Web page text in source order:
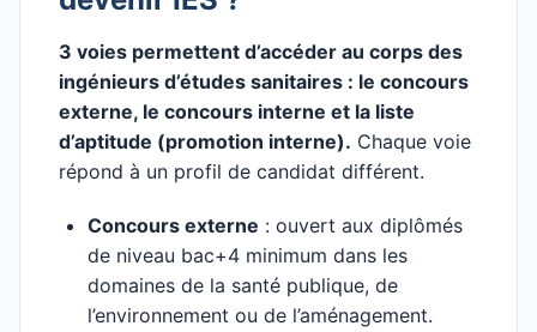
3 voies permettent d’accéder au corps des
ingénieurs d’études sanitaires : le concours
externe, le concours interne et la liste
d’aptitude (promotion interne). Chaque voie
répond à un profil de candidat différent.
Concours externe : ouvert aux diplômés
de niveau bac+4 minimum dans les
domaines de la santé publique, de
l’environnement ou de l’aménagement.